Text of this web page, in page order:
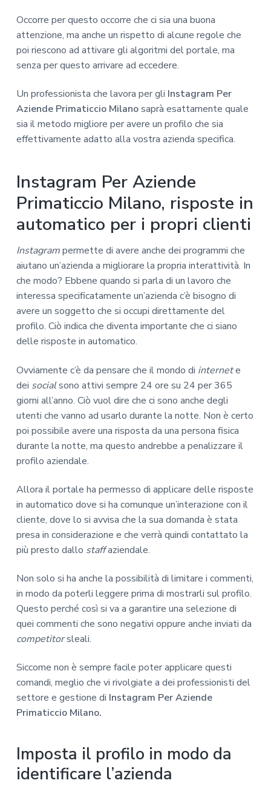
Occorre per questo occorre che ci sia una buona
attenzione, ma anche un rispetto di alcune regole che
poi riescono ad attivare gli algoritmi del portale, ma
senza per questo arrivare ad eccedere.
Un professionista che lavora per gli Instagram Per
Aziende Primaticcio Milanosaprà esattamente quale
sia il metodo migliore per avere un profilo che sia
effettivamente adatto alla vostra azienda specifica.
Instagram Per Aziende
Primaticcio Milano, risposte in
automatico per i propri clienti
Instagrampermette di avere anche dei programmi che
aiutano un’azienda a migliorare la propria interattività. In
che modo? Ebbene quando si parla di un lavoro che
interessa specificatamente un’azienda c’è bisogno di
avere un soggetto che si occupi direttamente del
profilo. Ciò indica che diventa importante che ci siano
delle risposte in automatico.
Ovviamente c’è da pensare che il mondo di internete
dei socialsono attivi sempre 24 ore su 24 per 365
giorni all’anno. Ciò vuol dire che ci sono anche degli
utenti che vanno ad usarlo durante la notte. Non è certo
poi possibile avere una risposta da una persona fisica
durante la notte, ma questo andrebbe a penalizzare il
profilo aziendale.
Allora il portale ha permesso di applicare delle risposte
in automatico dove si ha comunque un’interazione con il
cliente, dove lo si avvisa che la sua domanda è stata
presa in considerazione e che verrà quindi contattato la
più presto dallo staffaziendale.
Non solo si ha anche la possibilità di limitare i commenti,
in modo da poterli leggere prima di mostrarli sul profilo.
Questo perché così si va a garantire una selezione di
quei commenti che sono negativi oppure anche inviati da
competitorsleali.
Siccome non è sempre facile poter applicare questi
comandi, meglio che vi rivolgiate a dei professionisti del
settore e gestione di Instagram Per Aziende
Primaticcio Milano.
Imposta il profilo in modo da
identificare l’azienda